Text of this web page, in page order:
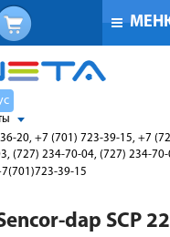
20, +7 (701) 723-39-15, +7
(727) 234-70-04, (727) 234-
39-15
dap SCP